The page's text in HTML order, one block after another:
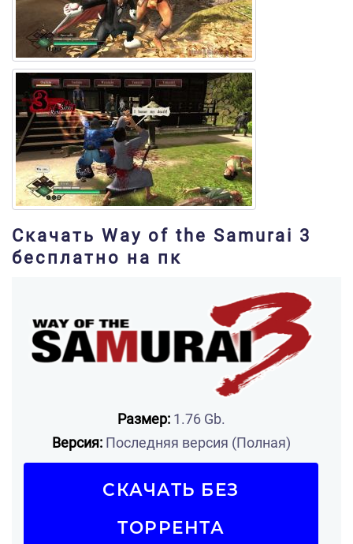
Скачать Way of the Samurai 3
бесплатно на пк
Размер:1.76 Gb.
Версия:Последняя версия (Полная)
СКАЧАТЬ БЕЗ
ТОРРЕНТА